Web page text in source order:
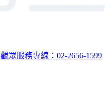
觀眾服務專線：02-2656-1599